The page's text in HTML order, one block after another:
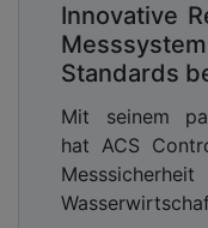
Innovative
Standards
Mit seinem
hat ACS